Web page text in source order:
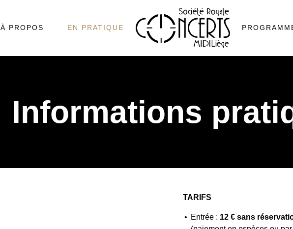
À PROPOS EN PRATIQUE
Informations
TARIFS
Entrée : 12 € sans